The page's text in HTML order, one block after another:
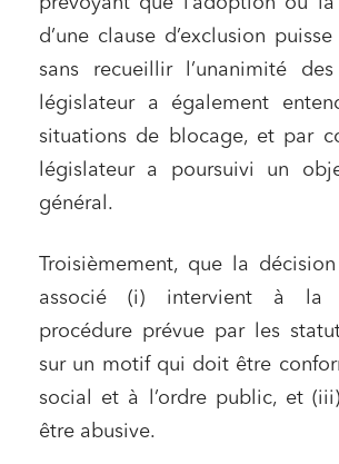
d’une clause d’exclusion
sans recueillir l’unanimité
législateur a également
situations de blocage, et par
législateur a poursuivi un
général.
Troisièmement, que la décision
associé (i) intervient à la
procédure prévue par les
sur un motif qui doit être
social et à l’ordre public, et
être abusive.
Relations commerciales et contrats
Associations et acteurs de
solidaire
Media et édition
Immobilier et habitat
Entreprises du numérique
Mobilité et transport
Règlement des litiges
Droit du numérique, données et
Relations sociales et droit du travail